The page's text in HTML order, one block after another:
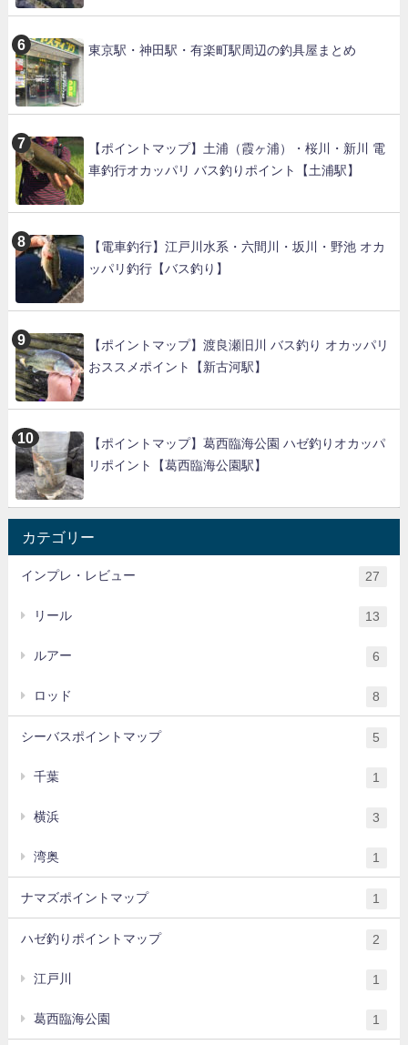
東京駅・神田駅・有楽町駅周辺の釣具屋まとめ
【ポイントマップ】土浦（霞ヶ浦）・桜川・新川 電
車釣行オカッパリ バス釣りポイント【土浦駅】
【電車釣行】江戸川水系・六間川・坂川・野池 オカ
ッパリ釣行【バス釣り】
【ポイントマップ】渡良瀬旧川 バス釣り オカッパリ
おススメポイント【新古河駅】
【ポイントマップ】葛西臨海公園 ハゼ釣りオカッパ
リポイント【葛西臨海公園駅】
カテゴリー
インプレ・レビュー 27
リール 13
ルアー 6
ロッド 8
シーバスポイントマップ 5
千葉 1
横浜 3
湾奥 1
ナマズポイントマップ 1
ハゼ釣りポイントマップ 2
江戸川 1
葛西臨海公園 1